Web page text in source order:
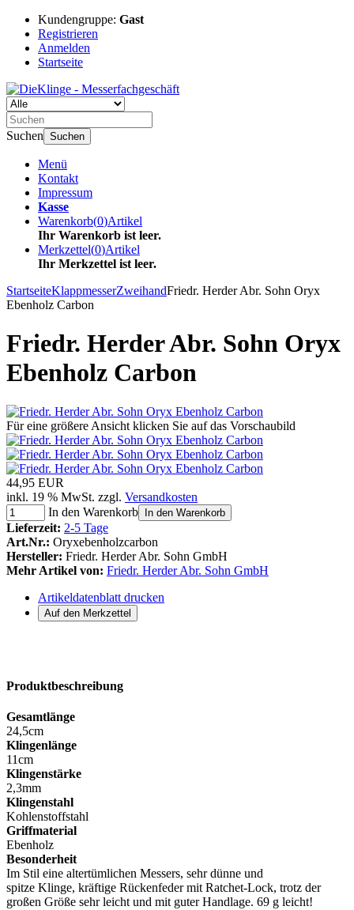
Kundengruppe: Gast
Registrieren
Anmelden
Startseite
Suchen Suchen
Menü
Kontakt
Impressum
Kasse
Warenkorb(0)Artikel
Ihr Warenkorb ist leer.
Merkzettel(0)Artikel
Ihr Merkzettel ist leer.
StartseiteKlappmesserZweihandFriedr. Herder Abr. Sohn Oryx
Ebenholz Carbon
Friedr. Herder Abr. Sohn Oryx
Ebenholz Carbon
Für eine größere Ansicht klicken Sie auf das Vorschaubild
44,95 EUR
inkl. 19 % MwSt. zzgl. Versandkosten
In den Warenkorb
In den Warenkorb
Lieferzeit: 2-5 Tage
Art.Nr.: Oryxebenholzcarbon
Hersteller: Friedr. Herder Abr. Sohn GmbH
Mehr Artikel von: Friedr. Herder Abr. Sohn GmbH
Artikeldatenblatt drucken
Produktbeschreibung
Gesamtlänge
24,5cm
Klingenlänge
11cm
Klingenstärke
2,3mm
Klingenstahl
Kohlenstoffstahl
Griffmaterial
Ebenholz
Besonderheit
Im Stil eine altertümlichen Messers, sehr dünne und
spitze Klinge, kräftige Rückenfeder mit Ratchet-Lock, trotz der
großen Größe sehr leicht und mit guter Handlage. 69 g leicht!